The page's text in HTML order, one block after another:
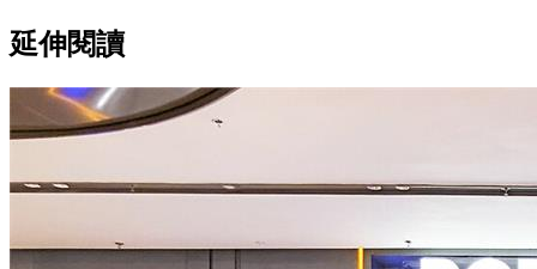
延伸閱讀